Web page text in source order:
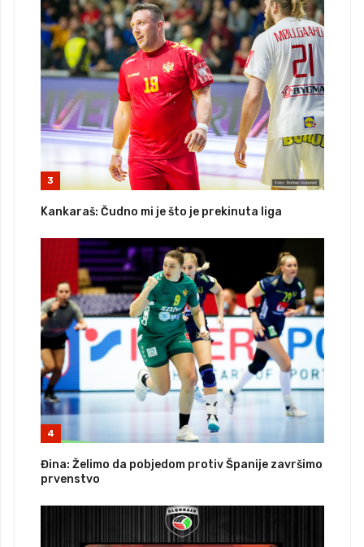
3
Kankaraš: Čudno mi je što je prekinuta liga
4
Đina: Želimo da pobjedom protiv Španije završimo
prvenstvo